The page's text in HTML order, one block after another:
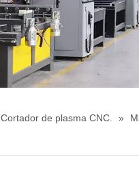
Cortador de plasma CNC. »